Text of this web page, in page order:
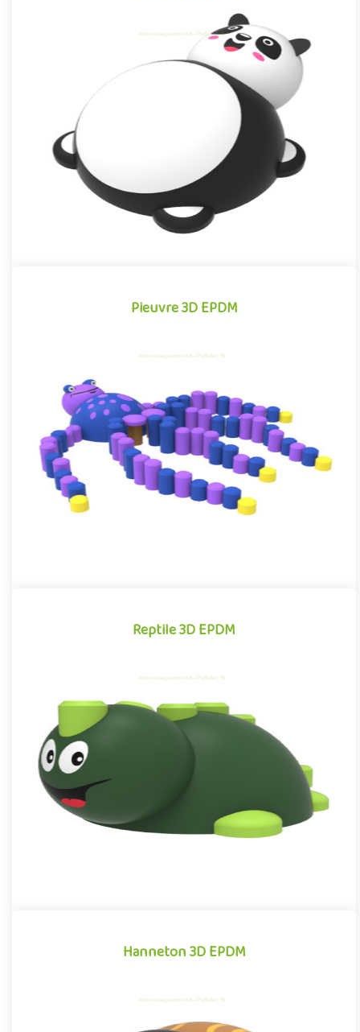
Panda 3D EPDM
Module 3D pour aires de jeux extérieurs inspiré des univers des
dessins animés et des bandes dessinées, le Panda EPDM se
Pieuvre 3D EPDM
Pieuvre 3D EPDM
Module 3D pour aires de jeux extérieurs inspiré des univers des
dessins animés et des bandes dessinées, la Pieuvre EPDM se di..
Offre partenaire
Reptile 3D EPDM
Reptile 3D EPDM
Module 3D pour aires de jeux extérieurs inspiré des univers des
dessins animés et des bandes dessinées, le Reptile EPDM se di..
Hanneton 3D EPDM
Hanneton 3D EPDM